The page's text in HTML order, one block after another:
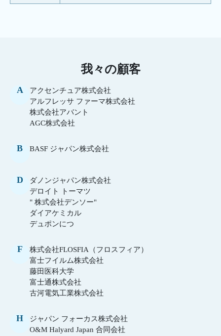
我々の顧客
A
アクセンチュア株式会社
アルフレッサ ファーマ株式会社
株式会社アバント
AGC株式会社
B BASF ジャパン株式会社
D
ダノンジャパン株式会社
デロイト トーマツ
" 株式会社デンソー"
ダイアケミカル
デュポンにつ
F
株式会社FLOSFIA（フロスフィア）
富士フイルム株式会社
藤田医科大学
富士通株式会社
古河電気工業株式会社
H
ジャパン フォーカス株式会社
O&M Halyard Japan 合同会社